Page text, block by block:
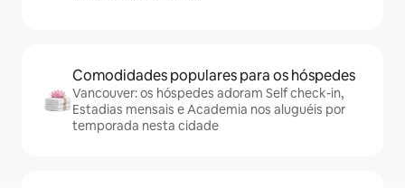
Comodidades populares para os hóspedes
Vancouver: os hóspedes adoram Self check-in,
Estadias mensais e Academia nos aluguéis por
temporada nesta cidade